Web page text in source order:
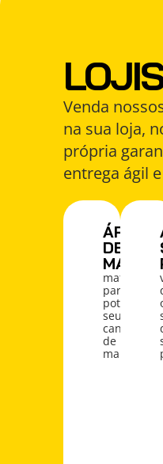
Venda
na sua loja,
própria
entrega ágil
ÁREA
DE
materiais
para
seus
canais
de
marketing.